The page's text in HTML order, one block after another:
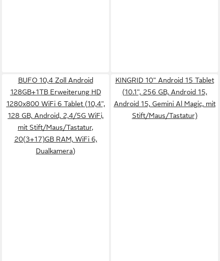
BUFO 10,4 Zoll Android
128GB+1TB Erweiterung HD
1280x800 WiFi 6 Tablet (10,4",
128 GB, Android, 2,4/5G WiFi,
mit Stift/Maus/Tastatur,
20(3+17)GB RAM, WiFi 6,
Dualkamera)
KINGRID 10" Android 15 Tablet
(10.1", 256 GB, Android 15,
Android 15, Gemini Al Magic, mit
Stift/Maus/Tastatur)